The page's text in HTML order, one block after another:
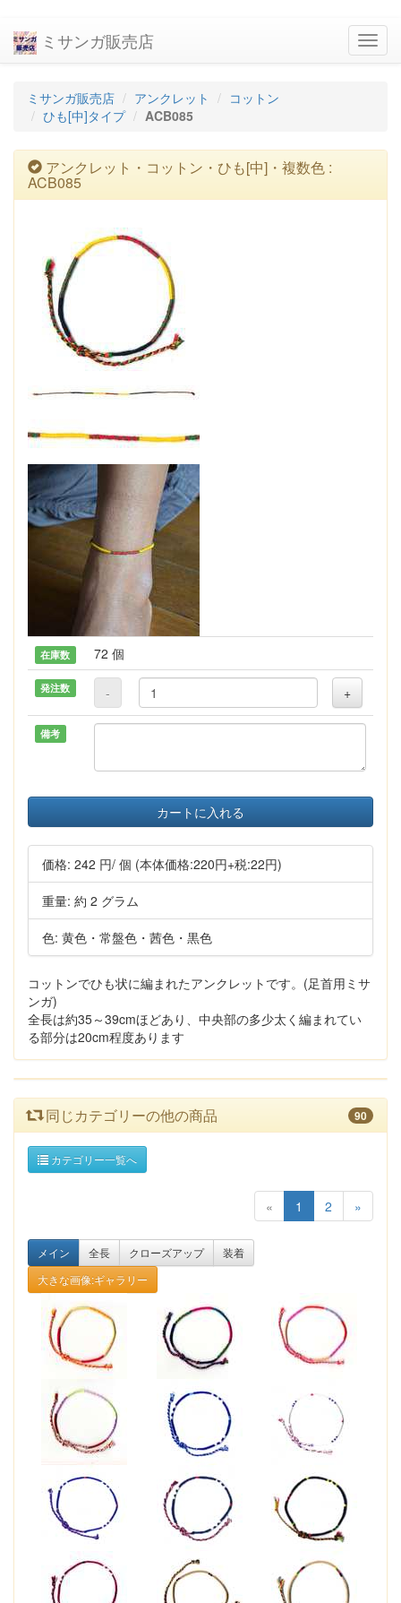
ミサンガ販売店
ミサンガ販売店 アンクレット
コットン
ひも[中]タイプ
ACB085
アンクレット・コットン・ひも[中]・複数色 :
ACB085
在庫数 72 個
発注数 - +
備考
カートに入れる
価格: 242 円/ 個 (本体価格:220円+税:22円)
重量: 約 2 グラム
色: 黄色・常盤色・茜色・黒色
コットンでひも状に編まれたアンクレットです。(足首用ミサ
ンガ)
全長は約35～39cmほどあり、中央部の多少太く編まれてい
る部分は20cm程度あります
同じカテゴリーの他の商品 90
カテゴリー一覧へ
« 1 2 »
メイン 全長 クローズアップ
装着
大きな画像:ギャラリー